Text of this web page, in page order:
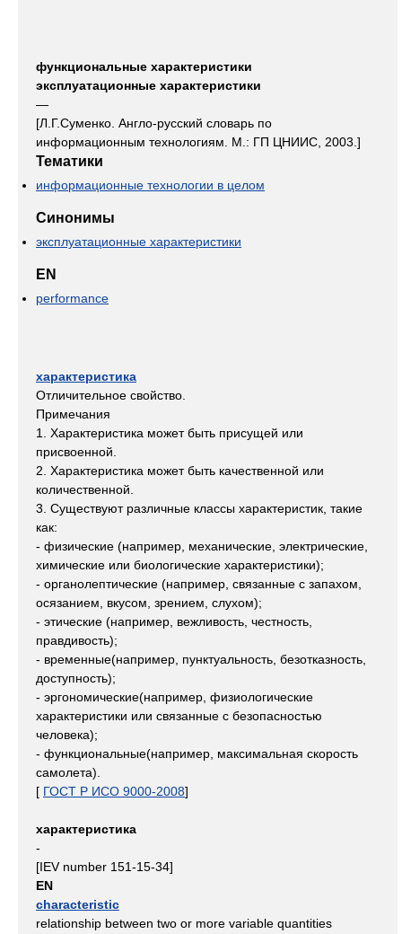
функциональные характеристики
эксплуатационные характеристики
—
[Л.Г.Суменко. Англо-русский словарь по
информационным технологиям. М.: ГП ЦНИИС, 2003.]
Тематики
информационные технологии в целом
Синонимы
эксплуатационные характеристики
EN
performance
характеристика
Отличительное свойство.
Примечания
1. Характеристика может быть присущей или
присвоенной.
2. Характеристика может быть качественной или
количественной.
3. Существуют различные классы характеристик, такие
как:
- физические (например, механические, электрические,
химические или биологические характеристики);
- органолептические (например, связанные с запахом,
осязанием, вкусом, зрением, слухом);
- этические (например, вежливость, честность,
правдивость);
- временные(например, пунктуальность, безотказность,
доступность);
- эргономические(например, физиологические
характеристики или связанные с безопасностью
человека);
- функциональные(например, максимальная скорость
самолета).
[ ГОСТ Р ИСО 9000-2008]
характеристика
-
[IEV number 151-15-34]
EN
characteristic
relationship between two or more variable quantities